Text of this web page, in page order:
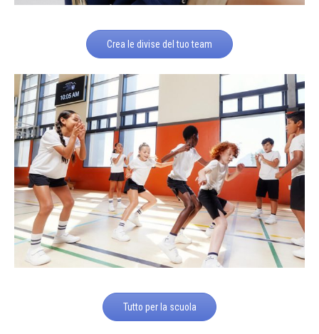
Crea le divise del tuo team
Tutto per la scuola